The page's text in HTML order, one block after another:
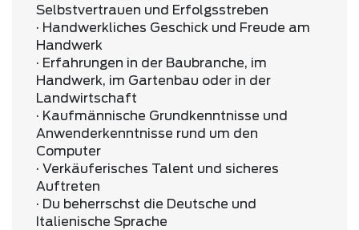
Selbstvertrauen und Erfolgsstreben
· Handwerkliches Geschick und Freude am
Handwerk
· Erfahrungen in der Baubranche, im
Handwerk, im Gartenbau oder in der
Landwirtschaft
· Kaufmännische Grundkenntnisse und
Anwenderkenntnisse rund um den
Computer
· Verkäuferisches Talent und sicheres
Auftreten
· Du beherrschst die Deutsche und
Italienische Sprache